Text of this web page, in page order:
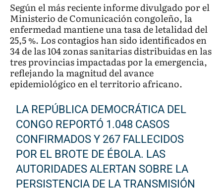
Según el más reciente informe divulgado por el
Ministerio de Comunicación congoleño, la
enfermedad mantiene una tasa de letalidad del
25,5 %. Los contagios han sido identificados en
34 de las 104 zonas sanitarias distribuidas en las
tres provincias impactadas por la emergencia,
reflejando la magnitud del avance
epidemiológico en el territorio africano.
LA REPÚBLICA DEMOCRÁTICA DEL
CONGO REPORTÓ 1.048 CASOS
CONFIRMADOS Y 267 FALLECIDOS
POR EL BROTE DE ÉBOLA. LAS
AUTORIDADES ALERTAN SOBRE LA
PERSISTENCIA DE LA TRANSMISIÓN